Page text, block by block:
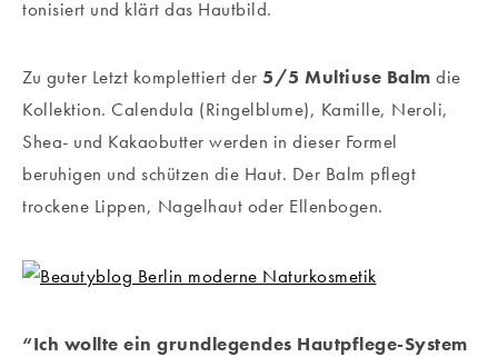
tonisiert und klärt das Hautbild.
Zu guter Letzt komplettiert der 5/5 Multiuse Balm die
Kollektion. Calendula (Ringelblume), Kamille, Neroli,
Shea- und Kakaobutter werden in dieser Formel
beruhigen und schützen die Haut. Der Balm pflegt
trockene Lippen, Nagelhaut oder Ellenbogen.
“Ich wollte ein grundlegendes Hautpflege-System